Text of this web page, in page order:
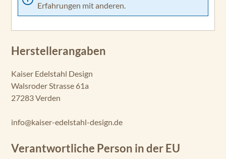
Erfahrungen mit anderen.
Herstellerangaben
Kaiser Edelstahl Design
Walsroder Strasse 61a
27283 Verden
info@kaiser-edelstahl-design.de
Verantwortliche Person in der EU